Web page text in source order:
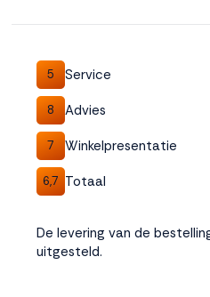
5 Service
8 Advies
7 Winkelpresentatie
6,7 Totaal
De levering van de
uitgesteld.